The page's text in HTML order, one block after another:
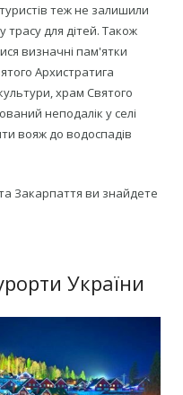
теж не залишили
для дітей. Також
визначні пам'ятки
Архистратига
храм Святого
неподалік у селі
вояж до водоспадів
Закарпаття ви знайдете
України